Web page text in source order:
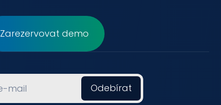
Zarezervovat demo